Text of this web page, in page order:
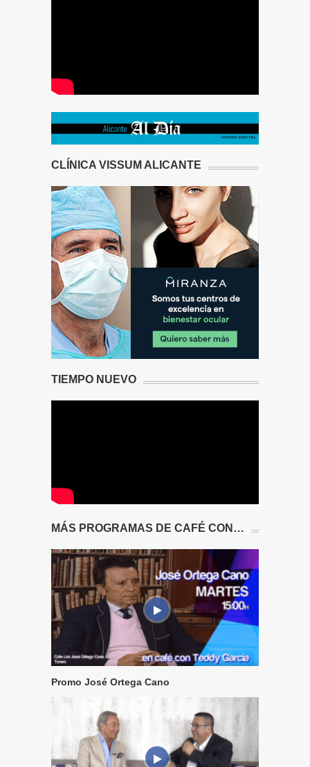
CLÍNICA VISSUM ALICANTE
TIEMPO NUEVO
MÁS PROGRAMAS DE CAFÉ CON…
Promo José Ortega Cano